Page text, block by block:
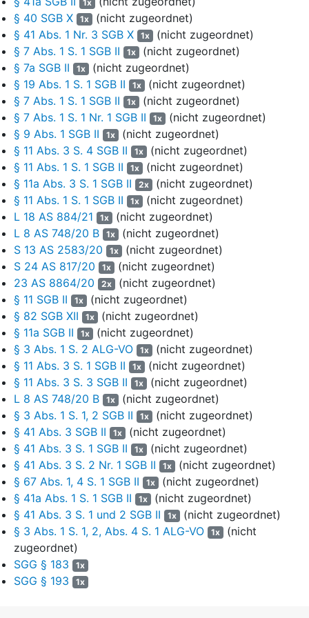
Berufe, die infolge der Corona-Krise erhebliche
Umsatzausfälle erleiden“ ein. Darin war geregelt, dass sie im
Rahmen des Programms „Überbrückungshilfe II NRW“ für
den Zeitraum September 2020 bis Dezember 2020 eine
Überbrückungshilfe als Zuschuss in Höhe von insgesamt
6289,30 Euro erhielt. Dieser Zuschuss wurde ihr im Januar
2021 ausgezahlt und diente mit einer ausdrücklich bestimmten
Laufzeit von vier Monaten dazu, Umsatzrückgänge während
der Corona-Krise abzumildern. Die Richtlinien des Landes zur
fortgesetzten Gewährung von Überbrückungshilfe für kleine
und mittelständische Unternehmen („Überbrückungshilfe II
NRW“) wurden für verbindlich erklärt und Bestandteil des
Bescheids. Die Überbrückungshilfe setzte sich aus einem
Betrag in Höhe von 2289,30 Euro (Bundesmittel) und einem
Betrag in Höhe von 4000,00 Euro (zusätzliche Landesmittel)
zusammen. Der auf die Bundesmittel entfallende Anteil der
Überbrückungshilfe war nach Ziffer 3, 4 des Bescheids
zweckgebunden und diente ausschließlich dazu, für die
Monate September 2020 bis Dezember 2020 eine
weitergehende Liquiditätshilfe, in Form der auf den jeweiligen
Vergleichsmonat bezogenen anteiligen Erstattung von
betrieblichen Fixkosten, zu gewähren. Aus den Richtlinien
ergab sich dazu ausweislich Ziffer 4 Abs. 1, dass der
Antragsteller eine Überbrückungshilfe für im
Förderungszeitraum anfallende, vertraglich begründete oder
behördlich festgesetzte und nicht einseitig veränderbare,
betrieblichen Fixkosten beantragen kann. Ziffer 4 Abs. 5
bestimmte, dass der Antragsteller die Überbrückungshilfe nur
zur Deckung der förderungsfähigen Kosten verwenden durfte.
Bezüglich zusätzlicher Landesmittel regelten Ziffer 12 des
Bescheids und Ziffer 4 Abs. 3 der Richtlinien, dass für diese
zusätzlich bewilligte Wirtschaftsförderungsleistung („fiktiver
Unternehmerlohn“) aus Mitteln des Landes Nordrhein-
Westfalen („NRW Überbrückungshilfe Plus“) eine
Nachweispflicht nicht bestand. Die
Wirtschaftsförderungsleistung („fiktiver Unternehmerlohn“) war
steuerbar und nach den allgemein steuerrechtlichen Regeln im
Rahmen der Gewinnermittlung zu berücksichtigen.
1x
§ 40 SGB X
1x (nicht zugeordnet)
§ 41 Abs. 1 Nr. 3 SGB X
1x (nicht zugeordnet)
§ 7 Abs. 1 S. 1 SGB II
1x (nicht zugeordnet)
§ 7a SGB II
1x (nicht zugeordnet)
§ 19 Abs. 1 S. 1 SGB II
1x (nicht zugeordnet)
§ 7 Abs. 1 S. 1 SGB II
1x (nicht zugeordnet)
§ 7 Abs. 1 S. 1 Nr. 1 SGB II
1x (nicht zugeordnet)
§ 9 Abs. 1 SGB II
1x (nicht zugeordnet)
§ 11 Abs. 3 S. 4 SGB II
1x (nicht zugeordnet)
§ 11 Abs. 1 S. 1 SGB II
1x (nicht zugeordnet)
§ 11a Abs. 3 S. 1 SGB II
2x (nicht zugeordnet)
§ 11 Abs. 1 S. 1 SGB II
1x (nicht zugeordnet)
L 18 AS 884/21
1x (nicht zugeordnet)
L 8 AS 748/20 B
1x (nicht zugeordnet)
S 13 AS 2583/20
1x (nicht zugeordnet)
S 24 AS 817/20
1x (nicht zugeordnet)
23 AS 8864/20
2x (nicht zugeordnet)
§ 11 SGB II
1x (nicht zugeordnet)
§ 82 SGB XII
1x (nicht zugeordnet)
§ 11a SGB II
1x (nicht zugeordnet)
§ 3 Abs. 1 S. 2 ALG-VO
1x (nicht zugeordnet)
§ 11 Abs. 3 S. 1 SGB II
1x (nicht zugeordnet)
§ 11 Abs. 3 S. 3 SGB II
1x (nicht zugeordnet)
L 8 AS 748/20 B
1x (nicht zugeordnet)
§ 3 Abs. 1 S. 1, 2 SGB II
1x (nicht zugeordnet)
§ 41 Abs. 3 SGB II
1x (nicht zugeordnet)
§ 41 Abs. 3 S. 1 SGB II
1x (nicht zugeordnet)
§ 41 Abs. 3 S. 2 Nr. 1 SGB II
1x (nicht zugeordnet)
§ 67 Abs. 1, 4 S. 1 SGB II
1x (nicht zugeordnet)
§ 41a Abs. 1 S. 1 SGB II
1x (nicht zugeordnet)
§ 41 Abs. 3 S. 1 und 2 SGB II
1x (nicht zugeordnet)
§ 3 Abs. 1 S. 1, 2, Abs. 4 S. 1 ALG-VO
1x (nicht
zugeordnet)
SGG § 183
1x
SGG § 193 1x